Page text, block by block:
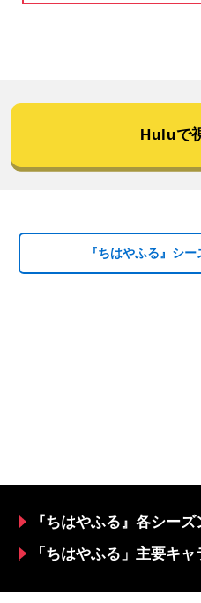
Huluで
『ちはやふる』シ
『ちはやふる』各シー
「ちはやふる」主要キ